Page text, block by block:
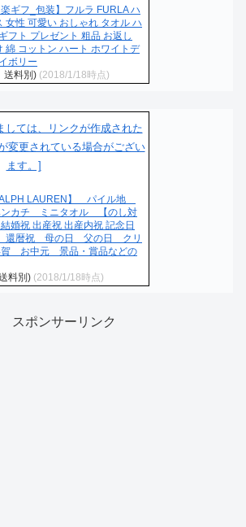
楽ギフ_包装】フルラ FURLA ハ
女性 可愛い おしゃれ タオル ハ
フト プレゼント 粗品 お返し
綿 コットン ハート ホワイトデ
ボリー
送料別) (2018/1/18時点)
LAUREN】 パイル地
カチ ミニタオル 【のし対
祝 出産祝 出産内祝 記念日
還暦祝 母の日 父の日 クリ
お中元 景品・賞品などの
料別) (2018/1/18時点)
スポンサーリンク